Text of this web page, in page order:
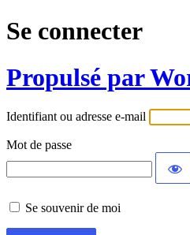
Se connecter
Propulsé par
Identifiant ou adresse e-mail
Mot de passe
Se souvenir de moi